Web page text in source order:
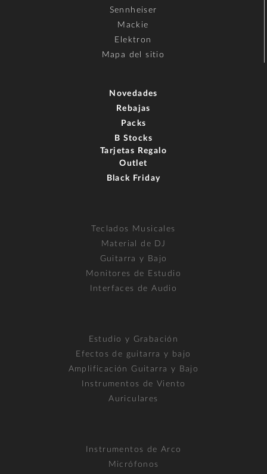
Sennheiser
Mackie
Elektron
Mapa del sitio
Novedades
Rebajas
Packs
B Stocks
Tarjetas Regalo
Outlet
Black Friday
Teclados Musicales
Material de DJ
Guitarra y Bajo
Monitores de Estudio
Interfaces de Audio
Estudio y Grabación
Efectos de guitarra y bajo
Amplificación Guitarra y Bajo
Instrumentos de Viento
Auriculares
Instrumentos de Arco
Micrófonos